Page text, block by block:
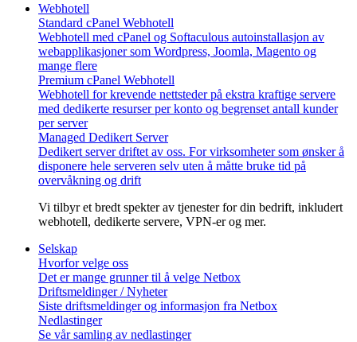
Webhotell
Standard cPanel Webhotell
Webhotell med cPanel og Softaculous autoinstallasjon av
webapplikasjoner som Wordpress, Joomla, Magento og
mange flere
Premium cPanel Webhotell
Webhotell for krevende nettsteder på ekstra kraftige servere
med dedikerte resurser per konto og begrenset antall kunder
per server
Managed Dedikert Server
Dedikert server driftet av oss. For virksomheter som ønsker å
disponere hele serveren selv uten å måtte bruke tid på
overvåkning og drift
Vi tilbyr et bredt spekter av tjenester for din bedrift, inkludert
webhotell, dedikerte servere, VPN-er og mer.
Selskap
Hvorfor velge oss
Det er mange grunner til å velge Netbox
Driftsmeldinger / Nyheter
Siste driftsmeldinger og informasjon fra Netbox
Nedlastinger
Se vår samling av nedlastinger